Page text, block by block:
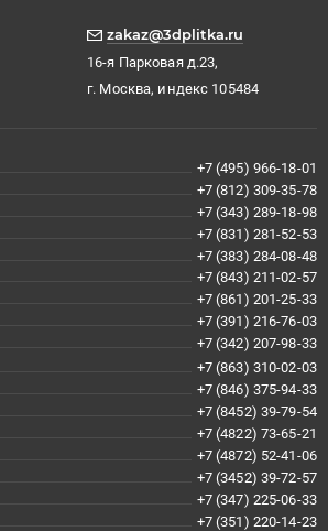
zakaz@3dplitka.ru
16-я Парковая д.23,
г. Москва, индекс 105484
+7 (495) 966-18-01
+7 (812) 309-35-78
+7 (343) 289-18-98
+7 (831) 281-52-53
+7 (383) 284-08-48
+7 (843) 211-02-57
+7 (861) 201-25-33
+7 (391) 216-76-03
+7 (342) 207-98-33
+7 (863) 310-02-03
+7 (846) 375-94-33
+7 (8452) 39-79-54
+7 (4822) 73-65-21
+7 (4872) 52-41-06
+7 (3452) 39-72-57
+7 (347) 225-06-33
+7 (351) 220-14-23